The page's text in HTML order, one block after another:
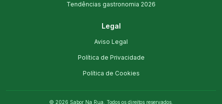
Tendências gastronomia 2026
Legal
Aviso Legal
Política de Privacidade
Política de Cookies
© 2026 Sabor Na Rua. Todos os direitos reservados.